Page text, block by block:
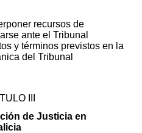
recursos de
ante el Tribunal
y términos previstos en la
del Tribunal
III
de Justicia en